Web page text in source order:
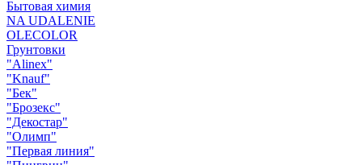
Бытовая химия
NA UDALENIE
OLECOLOR
Грунтовки
"Alinex"
"Knauf"
"Бек"
"Брозекс"
"Декостар"
"Олимп"
"Первая линия"